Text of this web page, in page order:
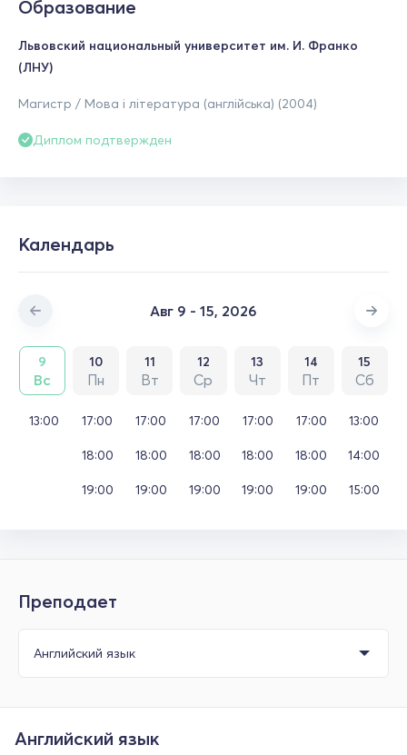
Образование
Львовский национальный университет им. И. Франко
(ЛНУ)
Магистр / Мова і література (англійська) (2004)
Диплом подтвержден
Календарь
Авг 9 - 15, 2026
9
Вс
10
Пн
11
Вт
12
Ср
13
Чт
14
Пт
15
Сб
13:00 17:00
18:00
19:00
17:00
18:00
19:00
17:00
18:00
19:00
17:00
18:00
19:00
17:00
18:00
19:00
13:00
14:00
15:00
Преподает
Английский язык